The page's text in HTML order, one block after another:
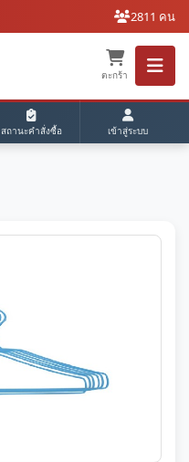
2811 คน
ตะกร้า
สถานะคำสั่งซื้อ เข้าสู่ระบบ